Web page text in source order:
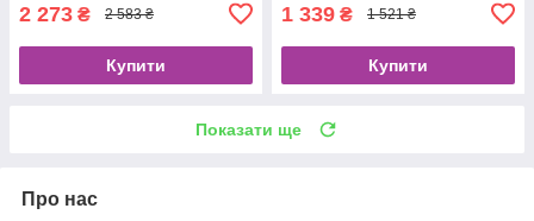
2 273 ₴ 2 583 ₴
Купити
1 339 ₴ 1 521 ₴
Купити
Показати ще
Про нас